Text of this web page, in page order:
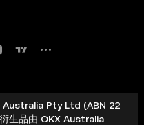
Australia Pty Ltd (ABN 22
生品由 OKX Australia